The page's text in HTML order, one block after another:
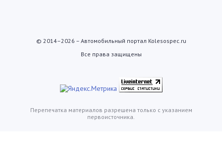
© 2014–2026 – Автомобильный портал Kolesospec.ru
Все права защищены
Перепечатка материалов разрешена только с указанием
первоисточника.